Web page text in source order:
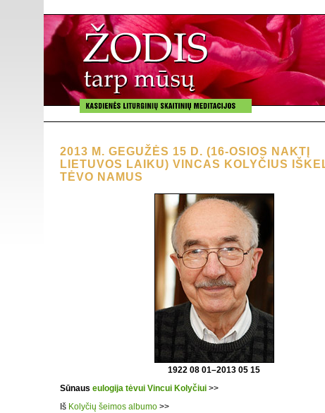
2013 M. GEGUŽĖS 15 D. (16-OSIOS NAKTĮ
LIETUVOS LAIKU) VINCAS KOLYČIUS
TĖVO NAMUS
1922 08 01–2013 05 15
Sūnaus eulogija tėvui Vincui Kolyčiui >>
Iš Kolyčių šeimos albumo >>